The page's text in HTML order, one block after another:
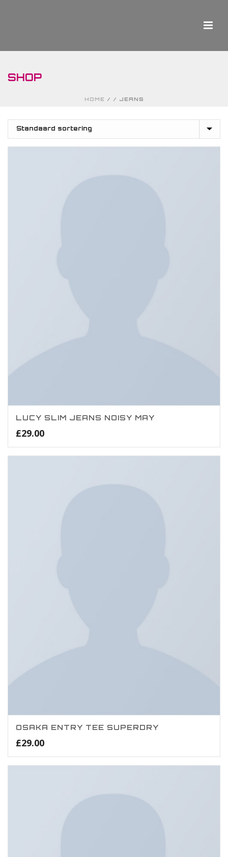
SHOP
HOME / / JEANS
LUCY SLIM JEANS NOISY MAY
£29.00
OSAKA ENTRY TEE SUPERDRY
£29.00